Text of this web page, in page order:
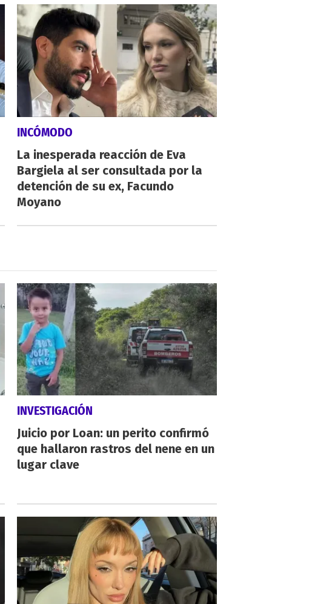
INCÓMODO
La inesperada reacción de Eva
Bargiela al ser consultada por la
detención de su ex, Facundo
Moyano
INVESTIGACIÓN
Juicio por Loan: un perito confirmó
que hallaron rastros del nene en un
lugar clave